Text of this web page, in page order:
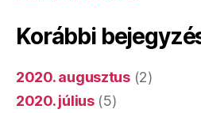
Korábbi
2020. augusztus(2)
2020. július(5)